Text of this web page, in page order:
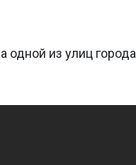
из улиц города